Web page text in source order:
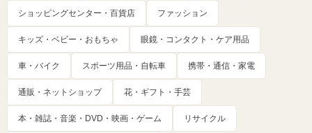
ショッピングセンター・百貨店 ファッション
キッズ・ベビー・おもちゃ 眼鏡・コンタクト・ケア用品
車・バイク スポーツ用品・自転車 携帯・通信・家電
通販・ネットショップ 花・ギフト・手芸
本・雑誌・音楽・DVD・映画・ゲーム リサイクル